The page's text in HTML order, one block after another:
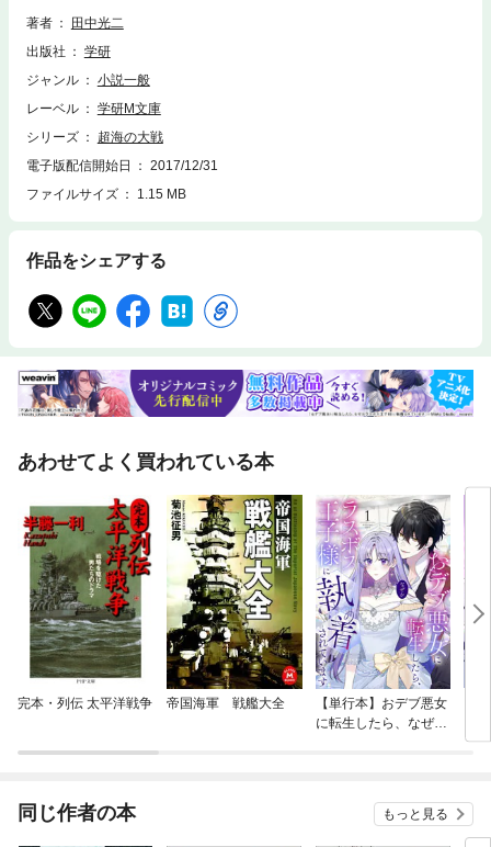
著者
田中光二
出版社
学研
ジャンル
小説一般
レーベル
学研M文庫
シリーズ
超海の大戦
電子版配信開始日
2017/12/31
ファイルサイズ
1.15 MB
作品をシェアする
あわせてよく買われている本
完本・列伝 太平洋戦争 帝国海軍 戦艦大全
【単行本】おデブ悪女
に転生したら、なぜか
同じ作者の本 もっと見る